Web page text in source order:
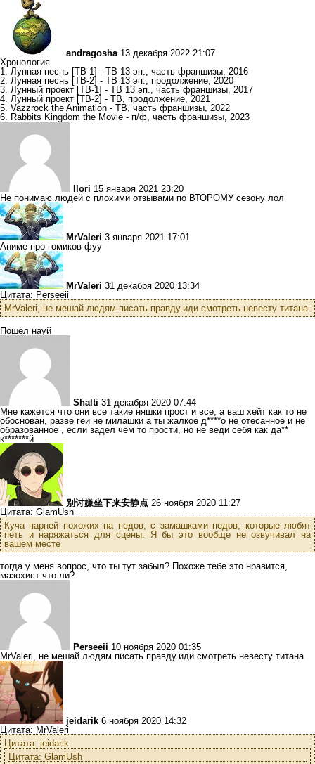
andragosha 13 декабря 2022 21:07
Хронология
1. Лунная песнь [ТВ-1] - ТВ 13 эп., часть франшизы, 2016
2. Лунная песнь [ТВ-2] - ТВ 13 эп., продолжение, 2020
3. Лунный проект [ТВ-1] - ТВ 13 эп., часть франшизы, 2017
4. Лунный проект [ТВ-2] - ТВ, продолжение, 2021
5. Vazzrock the Animation - ТВ, часть франшизы, 2022
6. Rabbits Kingdom the Movie - п/ф, часть франшизы, 2023
Ilori 15 января 2021 23:20
Не понимаю людей с плохими отзывами по ВТОРОМУ сезону лол
MrValeri 3 января 2021 17:01
Аниме про гомиков фуу
MrValeri 31 декабря 2020 13:34
Цитата: Perseeii
MrValeri, не мешай людям писать правду.иди смотреть невесту титана
Пошёл науй
Shalti 31 декабря 2020 07:44
Мне кажется что они все такие няшки прост и все, а ваш хейт как то не
обоснован, разве геи не милашки а ты жалкое д****о не отесанное и не
образованное , если задел чем то прости, но не веди себя как да**
к*******й
别讨嫌坐下来安静点 26 ноября 2020 11:27
Цитата: GlamUsh
Куча парней похожих на педов, с замашками педов, которые любят
петь и наряжаться для сцены. Я бы это вообще не озвучивал на
вашем месте
тогда у меня вопрос, что ты тут забыл? Похоже тебе это нравится,
мазохист что ли?
Perseeii 10 ноября 2020 01:35
MrValeri, не мешай людям писать правду.иди смотреть невесту титана
jeidarik 6 ноября 2020 14:32
Цитата: MrValeri
Цитата: jeidarik
Цитата: GlamUsh